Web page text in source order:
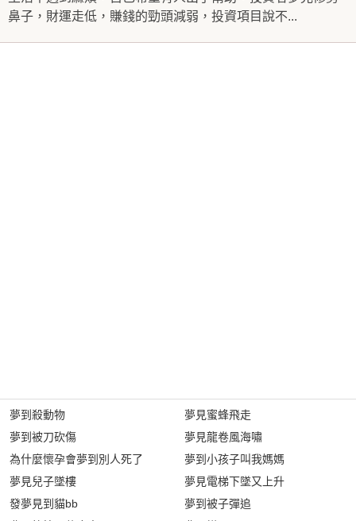
鼻子，財運走低，賺錢的勁頭減弱，投資項目說不...
夢到殺動物
夢到被刀砍傷
為什麼懷孕會夢到別人死了
夢見兒子墜樓
發夢見到貓bb
夢見蜜蜂飛走
夢見龍卷風海嘯
夢到小孩子叫我媽媽
夢見電梯下墜又上升
夢到被子彈追